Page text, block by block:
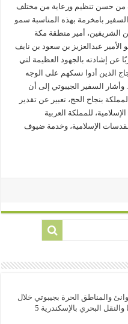
1439هـ، وما شهده من حسن تنظيم ورعاية من مختلف
بامخرمة بهذه المناسبة سمو
الشريفين، أمير منطقة مكة
عبدالعزيز بن سعود بن نايف
عن إشادته بالجهود العظيمة لتي
الذين أدوا نسكهم على الوجه
السفير الجيبوتي إلى أن
بنجاح الحج، تعبير عن تقدير
للمملكة العربية
الإسلامية، وخدمة ضيوف
والمناطق الحرة بجيبوتي خلال
والنقل البحري بالإسكندرية 5